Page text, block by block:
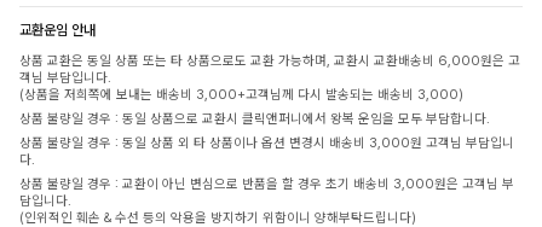
교환운임 안내
상품 교환은 동일 상품 또는 타 상품으로도 교환 가능하며, 교환시 교환배송비 6,000원은 고
객님 부담입니다.
(상품을 저희쪽에 보내는 배송비 3,000+고객님께 다시 발송되는 배송비 3,000)
상품 불량일 경우 : 동일 상품으로 교환시 클릭앤퍼니에서 왕복 운임을 모두 부담합니다.
상품 불량일 경우 : 동일 상품 외 타 상품이나 옵션 변경시 배송비 3,000원 고객님 부담입니
다.
상품 불량일 경우 : 교환이 아닌 변심으로 반품을 할 경우 초기 배송비 3,000원은 고객님 부
담입니다.
(인위적인 훼손 & 수선 등의 악용을 방지하기 위함이니 양해부탁드립니다)